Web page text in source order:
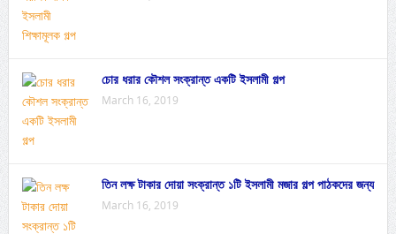
চোর ধরার কৌশল সংক্রান্ত একটি ইসলামী গল্প
March 16, 2019
তিন লক্ষ টাকার দোয়া সংক্রান্ত ১টি ইসলামী মজার গল্প পাঠকদের জন্য
March 16, 2019